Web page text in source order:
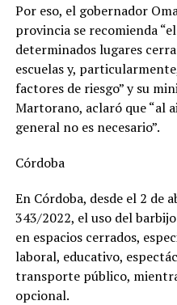
Por eso, el gobernador
provincia se recomienda
determinados lugares
escuelas y,
factores de riesgo” y su
Martorano, aclaró que “al
general no es necesario”.
Córdoba
En Córdoba, desde el 2 de
343/2022, el uso del
en espacios cerrados,
laboral, educativo,
transporte público,
opcional.